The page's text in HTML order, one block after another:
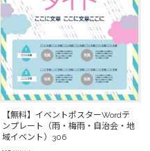
【無料】イベントポスターWordテ
ンプレート（雨・梅雨・自治会・地
域イベント）306